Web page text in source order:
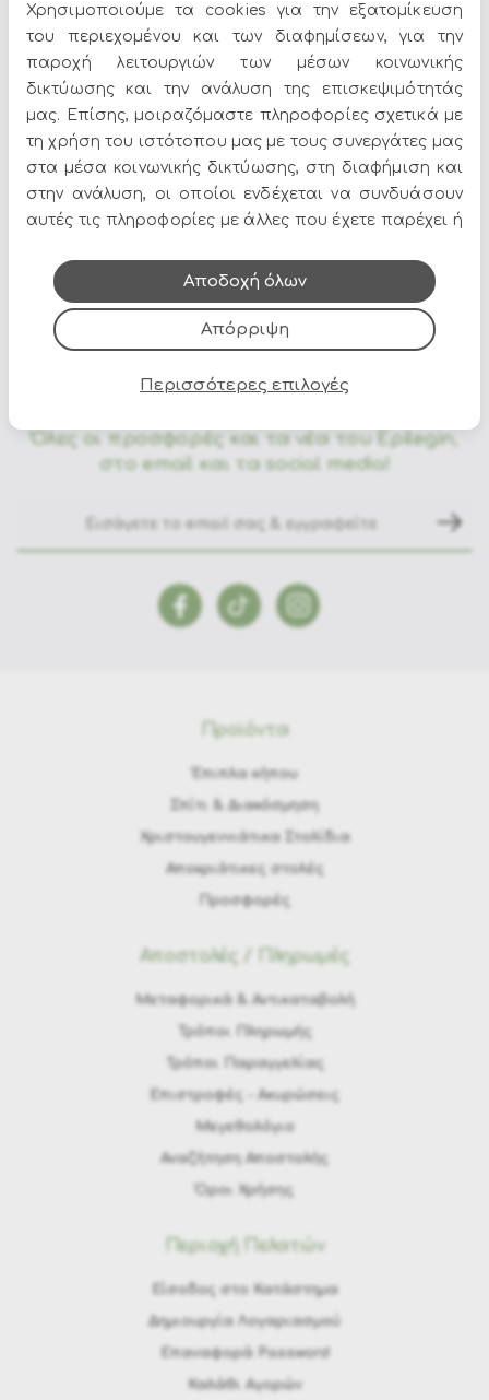
Διαστάσεις : 200x89x61/38cm
Μεταφορικά & Λεπτομέρειες
ΤαΚαναπέδεςαποτελούν ιδανική επιλογή για να δώσετε
χαρακτήρα στον χώρο σας. Στο Epilegin θα βρείτε
πλούσια γκάμα σε σχέδια, χρώματα και υλικά, για να
Δείτε περισσότερα στοσπίτι & διακόσμηση
Όλες οι προσφορές και τα νέα του Epilegin,
στο email και τα social media!
Προϊόντα
Έπιπλα κήπου
Σπίτι & Διακόσμηση
Χριστουγεννιάτικα Στολίδια
Αποκριάτικες στολές
Προσφορές
Αποστολές / Πληρωμές
Μεταφορικά & Αντικαταβολή
Τρόποι Πληρωμής
Τρόποι Παραγγελίας
Eπιστροφές - Ακυρώσεις
Μεγεθολόγιο
Αναζήτηση Αποστολής
Όροι Χρήσης
Περιοχή Πελατών
Είσοδος στο Κατάστημα
Δημιουργία Λογαριασμού
Επαναφορά Password
Καλάθι Αγορών
Χρησιμοποιούμε τα cookies για την εξατομίκευση
του περιεχομένου και των διαφημίσεων, για την
παροχή λειτουργιών των μέσων κοινωνικής
δικτύωσης και την ανάλυση της επισκεψιμότητάς
μας. Επίσης, μοιραζόμαστε πληροφορίες σχετικά με
τη χρήση του ιστότοπου μας με τους συνεργάτες μας
στα μέσα κοινωνικής δικτύωσης, στη διαφήμιση και
στην ανάλυση, οι οποίοι ενδέχεται να συνδυάσουν
αυτές τις πληροφορίες με άλλες που έχετε παρέχει ή
τους.
Απόρριψη
Αποδοχή όλων
Περισσότερες επιλογές